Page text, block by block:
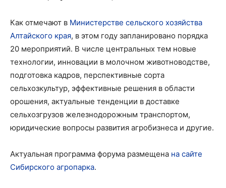
Как отмечают в Министерстве сельского хозяйства
Алтайского края, в этом году запланировано порядка
20 мероприятий. В числе центральных тем новые
технологии, инновации в молочном животноводстве,
подготовка кадров, перспективные сорта
сельхозкультур, эффективные решения в области
орошения, актуальные тенденции в доставке
сельхозгрузов железнодорожным транспортом,
юридические вопросы развития агробизнеса и другие.
Актуальная программа форума размещена на сайте
Сибирского агропарка.